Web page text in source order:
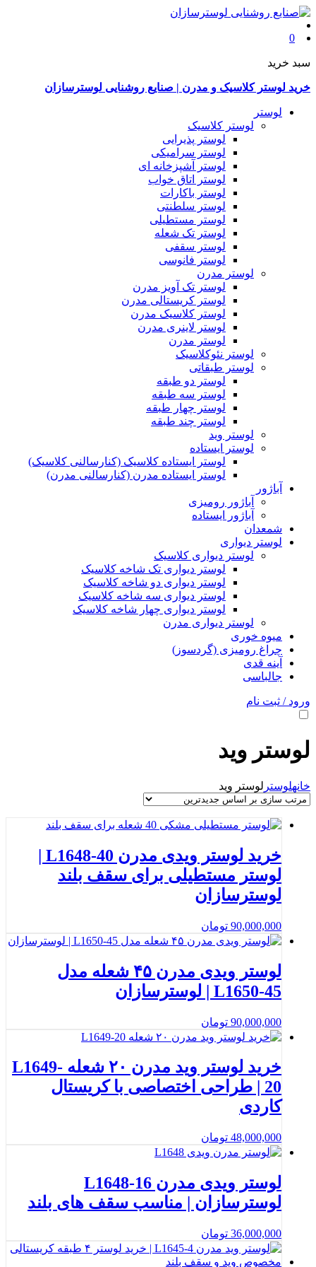
0
سبد خرید
خرید لوستر کلاسیک و مدرن | صنایع روشنایی لوسترسازان
لوستر
لوستر کلاسیک
لوستر پذیرایی
لوستر سرامیکی
لوستر آشپزخانه ای
لوستر اتاق خواب
لوستر باکارات
لوستر سلطنتی
لوستر مستطیلی
لوستر تک شعله
لوستر سقفی
لوستر فانوسی
لوستر مدرن
لوستر تک آویز مدرن
لوستر کریستالی مدرن
لوستر کلاسیک مدرن
لوستر لاینری مدرن
لوستر مدرن
لوستر نئوکلاسیک
لوستر طبقاتی
لوستر دو طبقه
لوستر سه طبقه
لوستر چهار طبقه
لوستر چند طبقه
لوستر وید
لوستر ایستاده
لوستر ایستاده کلاسیک (کنارسالنی کلاسیک)
لوستر ایستاده مدرن (کنارسالنی مدرن)
آباژور
آباژور رومیزی
آباژور ایستاده
شمعدان
لوستر دیواری
لوستر دیواری کلاسیک
لوستر دیواری تک شاخه کلاسیک
لوستر دیواری دو شاخه کلاسیک
لوستر دیواری سه شاخه کلاسیک
لوستر دیواری چهار شاخه کلاسیک
لوستر دیواری مدرن
میوه خوری
چراغ رومیزی (گردسوز)
آینه قدی
جالباسی
ورود / ثبت نام
لوستر وید
خانهلوستر لوستر وید
خرید لوستر ویدی مدرن L1648-40 |
لوستر مستطیلی برای سقف بلند
لوسترسازان
90,000,000 تومان
لوستر ویدی مدرن ۴۵ شعله مدل
L1650-45 | لوسترسازان
90,000,000 تومان
خرید لوستر وید مدرن ۲۰ شعله L1649-
20 | طراحی اختصاصی با کریستال
کاردی
48,000,000 تومان
لوستر ویدی مدرن L1648-16
لوسترسازان | مناسب سقف های بلند
36,000,000 تومان